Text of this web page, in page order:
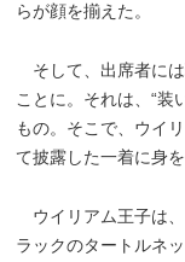
らが顔を揃えた。
そして、出席者に
ことに。それは、“装
もの。そこで、ウイ
て披露した一着に身を
ウイリアム王子は
ラックのタートルネ